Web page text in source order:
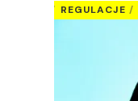
REGULACJE